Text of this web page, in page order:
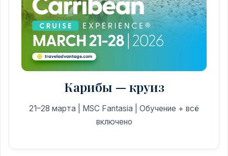
Карибы — круиз
21–28 марта | MSC Fantasia | Обучение + всё
включено